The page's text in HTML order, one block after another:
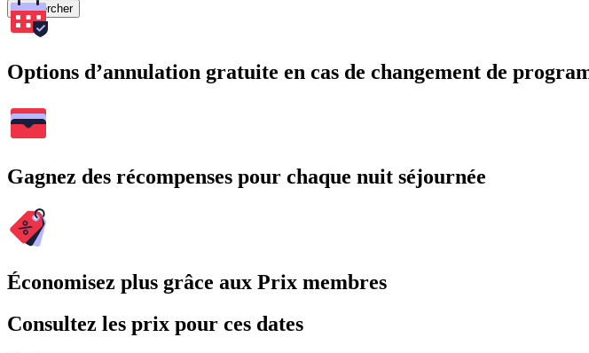
Rechercher
Options d’annulation gratuite en cas de changement de
Gagnez des récompenses pour chaque nuit séjournée
Économisez plus grâce aux Prix membres
Consultez les prix pour ces dates